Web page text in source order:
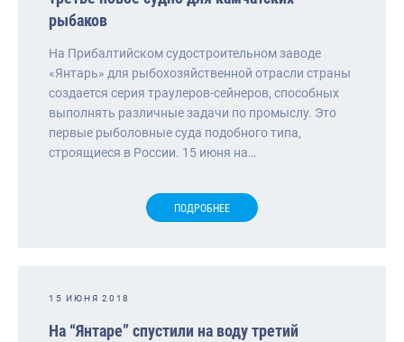
рыбаков
На Прибалтийском судостроительном заводе
«Янтарь» для рыбохозяйственной отрасли страны
создается серия траулеров-сейнеров, способных
выполнять различные задачи по промыслу. Это
первые рыболовные суда подобного типа,
строящиеся в России. 15 июня на…
ПОДРОБНЕЕ
15 ИЮНЯ 2018
На “Янтаре” спустили на воду третий